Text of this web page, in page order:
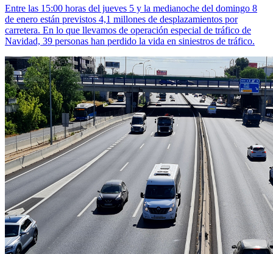
Entre las 15:00 horas del jueves 5 y la medianoche del domingo 8
de enero están previstos 4,1 millones de desplazamientos por
carretera. En lo que llevamos de operación especial de tráfico de
Navidad, 39 personas han perdido la vida en siniestros de tráfico.